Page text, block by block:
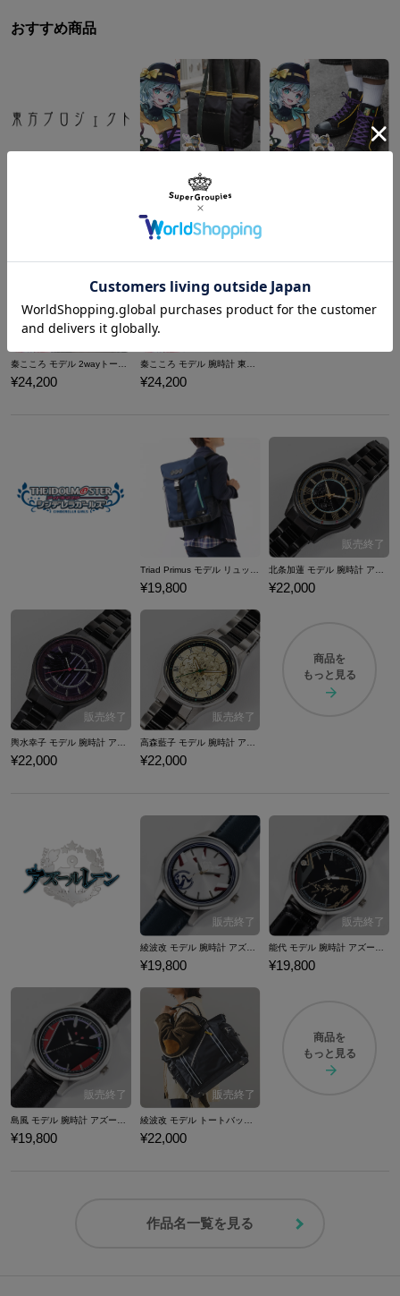
おすすめ商品
秦こころ モデル 2wayトートバッグ 東方Project
¥24,200
秦こころ モデル 腕時計 東方Project
¥24,200
¥19,800 ¥22,000
¥22,000 ¥22,000
商品を
もっと見る
綾波改 モデル 腕時計 アズールレーン
¥19,800
能代 モデル 腕時計 アズールレーン
¥19,800
¥19,800 ¥22,000
商品を
もっと見る
作品名一覧を見る